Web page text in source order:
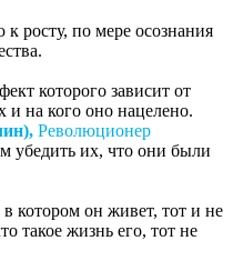
росту, по мере осознания
которого зависит от
и на кого оно нацелено.
Революционер
убедить их, что они были
в котором он живет, тот и не
такое жизнь его, тот не